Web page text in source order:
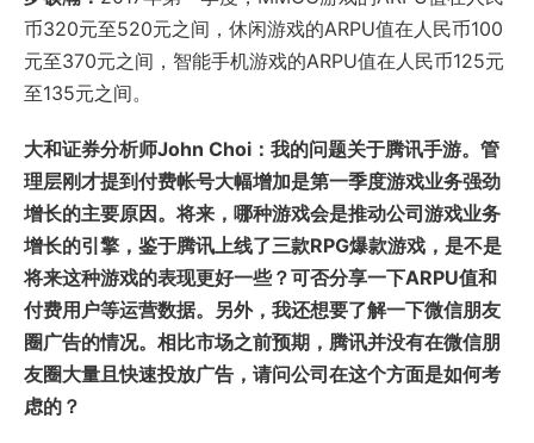
币320元至520元之间，休闲游戏的ARPU值在人民币100
元至370元之间，智能手机游戏的ARPU值在人民币125元
至135元之间。
大和证券分析师John Choi：我的问题关于腾讯手游。管
理层刚才提到付费帐号大幅增加是第一季度游戏业务强劲
增长的主要原因。将来，哪种游戏会是推动公司游戏业务
增长的引擎，鉴于腾讯上线了三款RPG爆款游戏，是不是
将来这种游戏的表现更好一些？可否分享一下ARPU值和
付费用户等运营数据。另外，我还想要了解一下微信朋友
圈广告的情况。相比市场之前预期，腾讯并没有在微信朋
友圈大量且快速投放广告，请问公司在这个方面是如何考
虑的？